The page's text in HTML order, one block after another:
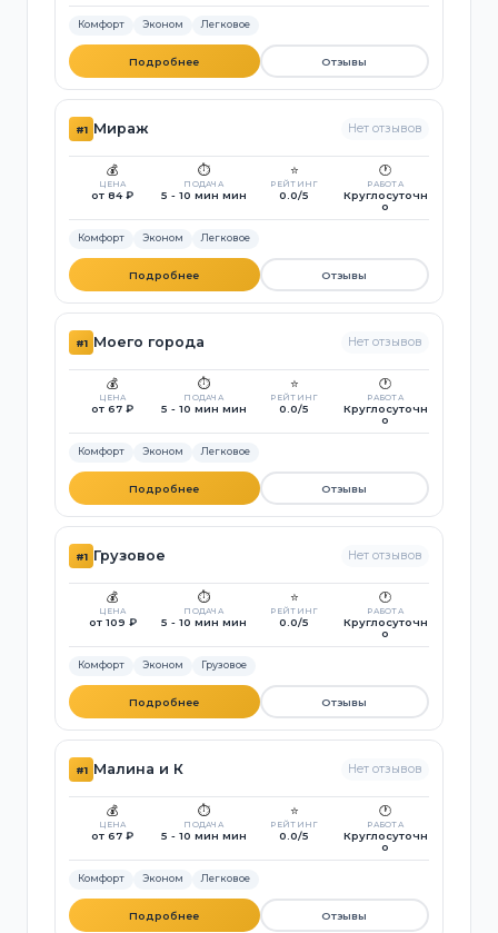
Комфорт Эконом Легковое
Подробнее Отзывы
#1 Мираж Нет отзывов
💰
ЦЕНА
от 84 ₽
⏱️
ПОДАЧА
5 - 10 мин мин
⭐
РЕЙТИНГ
0.0/5
🕐
РАБОТА
Круглосуточн
о
Комфорт Эконом Легковое
Подробнее Отзывы
#1 Моего города Нет отзывов
💰
ЦЕНА
от 67 ₽
⏱️
ПОДАЧА
5 - 10 мин мин
⭐
РЕЙТИНГ
0.0/5
🕐
РАБОТА
Круглосуточн
о
Комфорт Эконом Легковое
Подробнее Отзывы
#1 Грузовое Нет отзывов
💰
ЦЕНА
от 109 ₽
⏱️
ПОДАЧА
5 - 10 мин мин
⭐
РЕЙТИНГ
0.0/5
🕐
РАБОТА
Круглосуточн
о
Комфорт Эконом Грузовое
Подробнее Отзывы
#1 Малина и К Нет отзывов
💰
ЦЕНА
от 67 ₽
⏱️
ПОДАЧА
5 - 10 мин мин
⭐
РЕЙТИНГ
0.0/5
🕐
РАБОТА
Круглосуточн
о
Комфорт Эконом Легковое
Подробнее Отзывы